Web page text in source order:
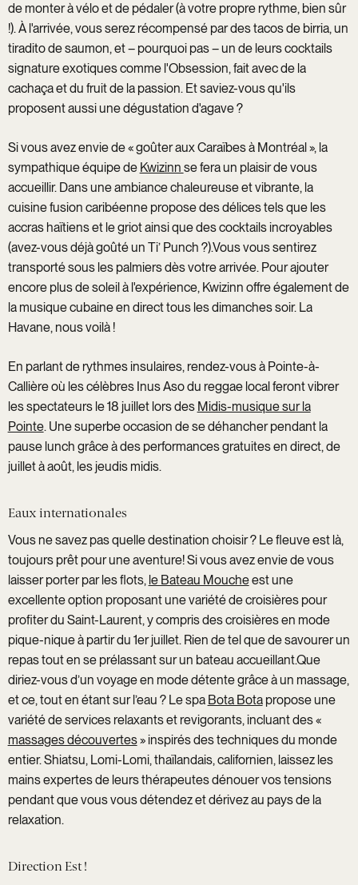
de monter à vélo et de pédaler (à votre propre rythme, bien sûr
!). À l'arrivée, vous serez récompensé par des tacos de birria, un
tiradito de saumon, et – pourquoi pas – un de leurs cocktails
signature exotiques comme l'Obsession, fait avec de la
cachaça et du fruit de la passion. Et saviez-vous qu'ils
proposent aussi une dégustation d'agave ?
Si vous avez envie de « goûter aux Caraïbes à Montréal », la
sympathique équipe de Kwizinn se fera un plaisir de vous
accueillir. Dans une ambiance chaleureuse et vibrante, la
cuisine fusion caribéenne propose des délices tels que les
accras haïtiens et le griot ainsi que des cocktails incroyables
(avez-vous déjà goûté un Ti’ Punch ?).Vous vous sentirez
transporté sous les palmiers dès votre arrivée. Pour ajouter
encore plus de soleil à l'expérience, Kwizinn offre également de
la musique cubaine en direct tous les dimanches soir. La
Havane, nous voilà !
En parlant de rythmes insulaires, rendez-vous à Pointe-à-
Callière où les célèbres Inus Aso du reggae local feront vibrer
les spectateurs le 18 juillet lors des Midis-musique sur la
Pointe. Une superbe occasion de se déhancher pendant la
pause lunch grâce à des performances gratuites en direct, de
juillet à août, les jeudis midis.
Eaux internationales
Vous ne savez pas quelle destination choisir ? Le fleuve est là,
toujours prêt pour une aventure! Si vous avez envie de vous
laisser porter par les flots, le Bateau Moucheest une
excellente option proposant une variété de croisières pour
profiter du Saint-Laurent, y compris des croisières en mode
pique-nique à partir du 1er juillet. Rien de tel que de savourer un
repas tout en se prélassant sur un bateau accueillant.Que
diriez-vous d’un voyage en mode détente grâce à un massage,
et ce, tout en étant sur l’eau ? Le spa Bota Botapropose une
variété de services relaxants et revigorants, incluant des «
massages découvertes» inspirés des techniques du monde
entier. Shiatsu, Lomi-Lomi, thaïlandais, californien, laissez les
mains expertes de leurs thérapeutes dénouer vos tensions
pendant que vous vous détendez et dérivez au pays de la
relaxation.
Direction Est !